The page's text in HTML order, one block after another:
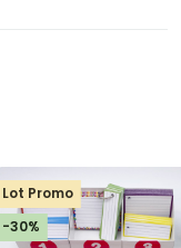
Lot Promo
-30%